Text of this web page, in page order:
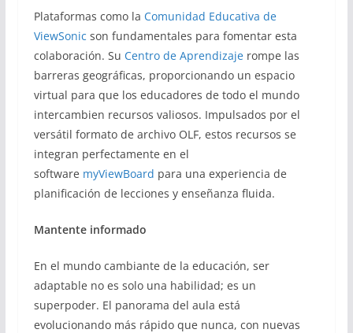
Plataformas como la Comunidad Educativa de
ViewSonic son fundamentales para fomentar esta
colaboración. Su Centro de Aprendizajerompe las
barreras geográficas, proporcionando un espacio
virtual para que los educadores de todo el mundo
intercambien recursos valiosos. Impulsados por el
versátil formato de archivo OLF, estos recursos se
integran perfectamente en el
software myViewBoard para una experiencia de
planificación de lecciones y enseñanza fluida.
Mantente informado
En el mundo cambiante de la educación, ser
adaptable no es solo una habilidad; es un
superpoder. El panorama del aula está
evolucionando más rápido que nunca, con nuevas